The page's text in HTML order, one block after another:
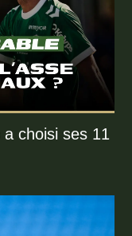
choisi ses 11